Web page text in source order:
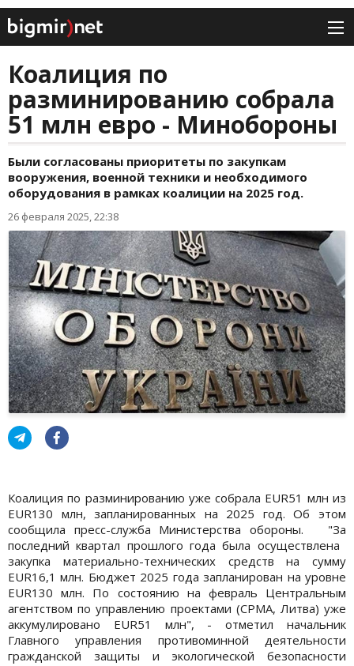
Коалиция по
разминированию собрала
51 млн евро - Минобороны
Были согласованы приоритеты по закупкам
вооружения, военной техники и необходимого
оборудования в рамках коалиции на 2025 год.
26 февраля 2025, 22:38
Коалиция по разминированию уже собрала EUR51 млн из
EUR130 млн, запланированных на 2025 год. Об этом
сообщила пресс-служба Министерства обороны. "За
последний квартал прошлого года была осуществлена ​​
закупка материально-технических средств на сумму
EUR16,1 млн. Бюджет 2025 года запланирован на уровне
EUR130 млн. По состоянию на февраль Центральным
агентством по управлению проектами (СРМА, Литва) уже
аккумулировано EUR51 млн", - отметил начальник
Главного управления противоминной деятельности
гражданской защиты и экологической безопасности